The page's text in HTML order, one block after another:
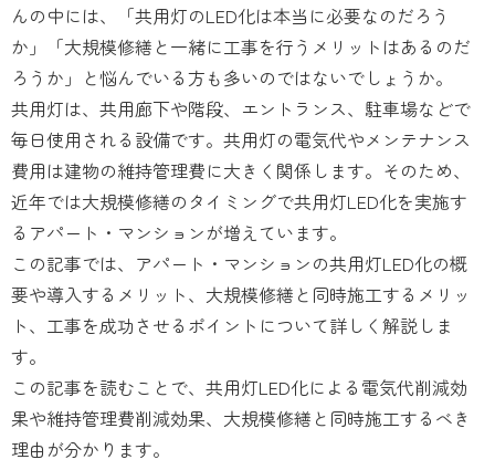
んの中には、「共用灯のLED化は本当に必要なのだろう
か」「大規模修繕と一緒に工事を行うメリットはあるのだ
ろうか」と悩んでいる方も多いのではないでしょうか。
共用灯は、共用廊下や階段、エントランス、駐車場などで
毎日使用される設備です。共用灯の電気代やメンテナンス
費用は建物の維持管理費に大きく関係します。そのため、
近年では大規模修繕のタイミングで共用灯LED化を実施す
るアパート・マンションが増えています。
この記事では、アパート・マンションの共用灯LED化の概
要や導入するメリット、大規模修繕と同時施工するメリッ
ト、工事を成功させるポイントについて詳しく解説しま
す。
この記事を読むことで、共用灯LED化による電気代削減効
果や維持管理費削減効果、大規模修繕と同時施工するべき
理由が分かります。